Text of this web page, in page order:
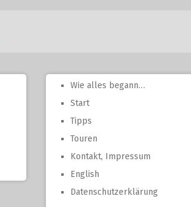
Wie alles begann…
Start
Tipps
Touren
Kontakt, Impressum
English
Datenschutzerklärung